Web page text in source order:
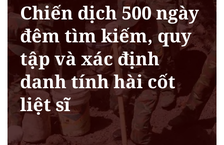
Chiến dịch 500 ngày
đêm tìm kiếm, quy
tập và xác định
danh tính hài cốt
liệt sĩ